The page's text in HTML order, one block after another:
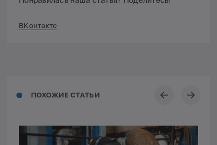
ВКонтакте
ПОХОЖИЕ СТАТЬИ